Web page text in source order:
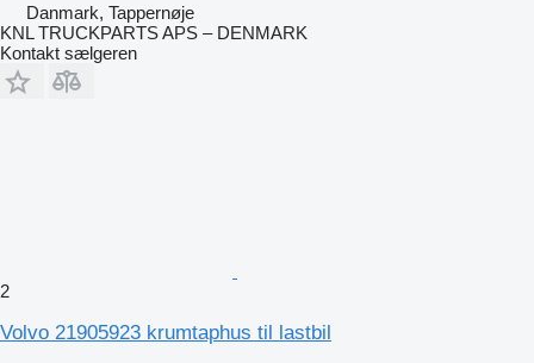
Danmark, Tappernøje
KNL TRUCKPARTS APS – DENMARK
Kontakt sælgeren
2
Volvo 21905923 krumtaphus til lastbil